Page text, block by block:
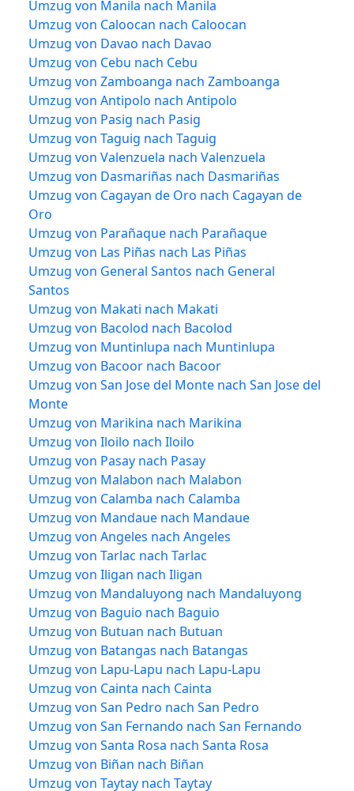
Umzug von Manila nach Manila
Umzug von Caloocan nach Caloocan
Umzug von Davao nach Davao
Umzug von Cebu nach Cebu
Umzug von Zamboanga nach Zamboanga
Umzug von Antipolo nach Antipolo
Umzug von Pasig nach Pasig
Umzug von Taguig nach Taguig
Umzug von Valenzuela nach Valenzuela
Umzug von Dasmariñas nach Dasmariñas
Umzug von Cagayan de Oro nach Cagayan de
Oro
Umzug von Parañaque nach Parañaque
Umzug von Las Piñas nach Las Piñas
Umzug von General Santos nach General
Santos
Umzug von Makati nach Makati
Umzug von Bacolod nach Bacolod
Umzug von Muntinlupa nach Muntinlupa
Umzug von Bacoor nach Bacoor
Umzug von San Jose del Monte nach San Jose del
Monte
Umzug von Marikina nach Marikina
Umzug von Iloilo nach Iloilo
Umzug von Pasay nach Pasay
Umzug von Malabon nach Malabon
Umzug von Calamba nach Calamba
Umzug von Mandaue nach Mandaue
Umzug von Angeles nach Angeles
Umzug von Tarlac nach Tarlac
Umzug von Iligan nach Iligan
Umzug von Mandaluyong nach Mandaluyong
Umzug von Baguio nach Baguio
Umzug von Butuan nach Butuan
Umzug von Batangas nach Batangas
Umzug von Lapu-Lapu nach Lapu-Lapu
Umzug von Cainta nach Cainta
Umzug von San Pedro nach San Pedro
Umzug von San Fernando nach San Fernando
Umzug von Santa Rosa nach Santa Rosa
Umzug von Biñan nach Biñan
Umzug von Taytay nach Taytay